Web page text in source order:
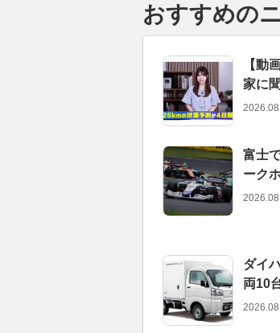
おすすめの
【動
家に
富士
ーク
ダイ
両10